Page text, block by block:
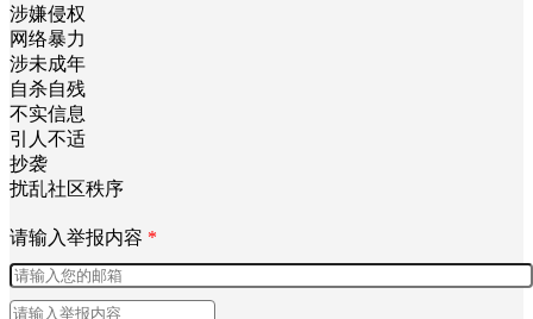
涉嫌侵权
网络暴力
涉未成年
自杀自残
不实信息
引人不适
抄袭
扰乱社区秩序
请输入举报内容 *